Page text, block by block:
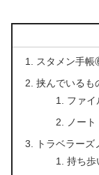
スタメン手
挟んでいるも
ファイ
ノート
トラベラー
持ち歩